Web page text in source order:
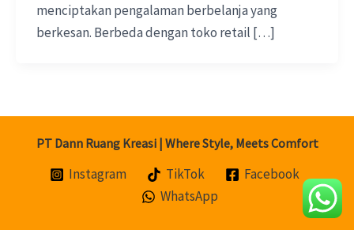
menciptakan pengalaman berbelanja yang
berkesan. Berbeda dengan toko retail […]
PT Dann Ruang Kreasi | Where Style, Meets Comfort
Instagram TikTok
Facebook
WhatsApp